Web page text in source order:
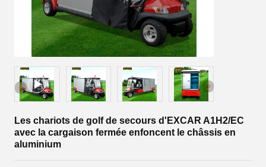
Les chariots de golf de secours d'EXCAR A1H2/EC
avec la cargaison fermée enfoncent le châssis en
aluminium